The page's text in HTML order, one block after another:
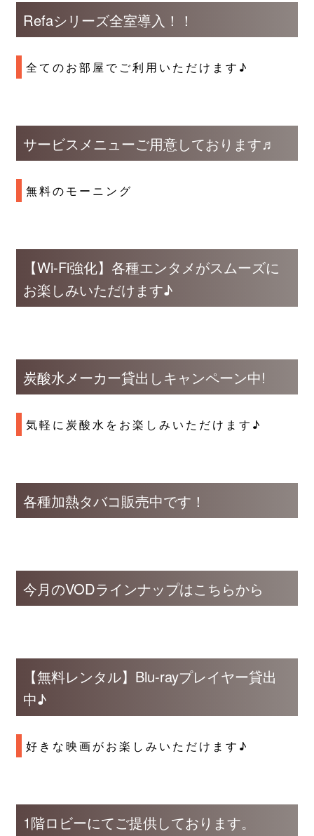
Refaシリーズ全室導入！！
全てのお部屋でご利用いただけます♪
サービスメニューご用意しております♬
無料のモーニング
【Wi-Fi強化】各種エンタメがスムーズに
お楽しみいただけます♪
炭酸水メーカー貸出しキャンペーン中!
気軽に炭酸水をお楽しみいただけます♪
各種加熱タバコ販売中です！
今月のVODラインナップはこちらから
【無料レンタル】Blu-rayプレイヤー貸出
中♪
好きな映画がお楽しみいただけます♪
1階ロビーにてご提供しております。